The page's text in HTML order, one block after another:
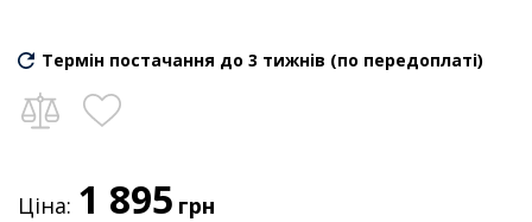
Термін постачання до 3 тижнів (по передоплаті)
Ціна: 1 895 грн